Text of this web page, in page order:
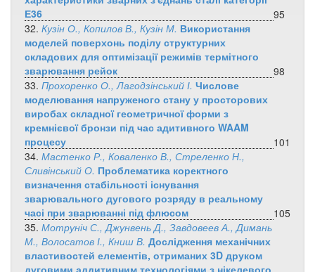
Е36
95
32. Кузін О., Копилов В., Кузін М. Використання
моделей поверхонь поділу структурних
складових для оптимізації режимів термітного
зварювання рейок
98
33. Прохоренко О., Лагодзінський І. Числове
моделювання напруженого стану у просторових
виробах складної геометричної форми з
кремнієвої бронзи під час адитивного WAAM
процесу
101
34. Мастенко Р., Коваленко В., Стреленко Н.,
Сливінський О. Проблематика коректного
визначення стабільності існування
зварювального дугового розряду в реальному
часі при зварюванні під флюсом
105
35. Мотруніч С., Джунвень Д., Завдовеев А., Димань
М., Волосатов І., Книш В. Дослідження механічних
властивостей елементів, отриманих 3D друком